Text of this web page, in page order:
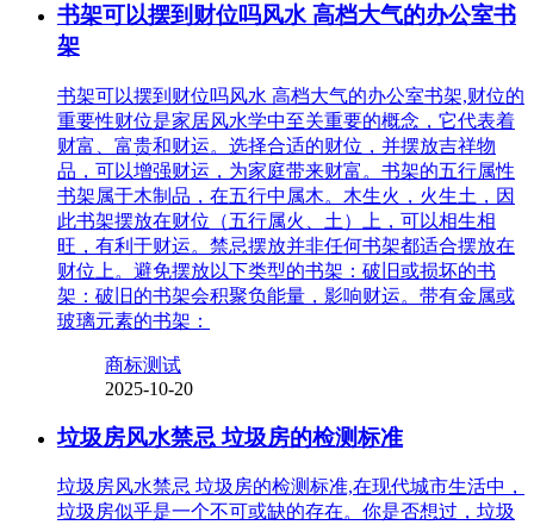
书架可以摆到财位吗风水 高档大气的办公室书
架
书架可以摆到财位吗风水 高档大气的办公室书架,财位的
重要性财位是家居风水学中至关重要的概念，它代表着
财富、富贵和财运。选择合适的财位，并摆放吉祥物
品，可以增强财运，为家庭带来财富。书架的五行属性
书架属于木制品，在五行中属木。木生火，火生土，因
此书架摆放在财位（五行属火、土）上，可以相生相
旺，有利于财运。禁忌摆放并非任何书架都适合摆放在
财位上。避免摆放以下类型的书架：破旧或损坏的书
架：破旧的书架会积聚负能量，影响财运。带有金属或
玻璃元素的书架：
商标测试
2025-10-20
垃圾房风水禁忌 垃圾房的检测标准
垃圾房风水禁忌 垃圾房的检测标准,在现代城市生活中，
垃圾房似乎是一个不可或缺的存在。你是否想过，垃圾